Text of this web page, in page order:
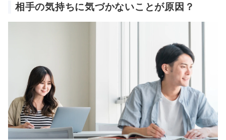
相手の気持ちに気づかないことが原因？